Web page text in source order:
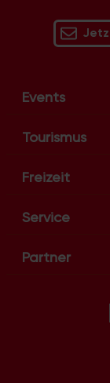
Events
Tourismus
Freizeit
Service
Partner